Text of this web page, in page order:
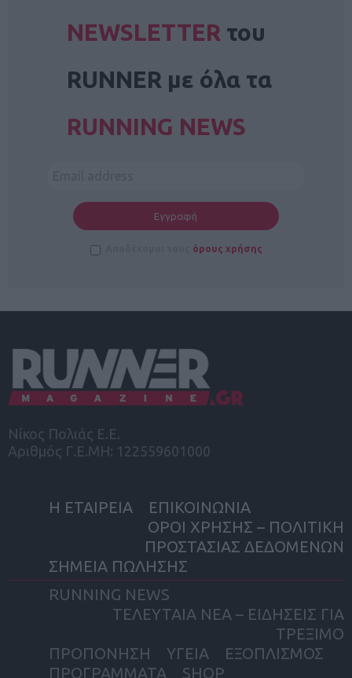
NEWSLETTER του
RUNNER με όλα τα
RUNNING NEWS
όρους χρήσης
Νίκος Πολιάς Ε.Ε.
Αριθμός Γ.Ε.ΜΗ: 122559601000
Η ΕΤΑΙΡΕΙΑ
ΕΠΙΚΟΙΝΩΝΙΑ
ΟΡΟΙ ΧΡΗΣΗΣ – ΠΟΛΙΤΙΚΗ
ΠΡΟΣΤΑΣΙΑΣ ΔΕΔΟΜΕΝΩΝ
ΣΗΜΕΙΑ ΠΩΛΗΣΗΣ
RUNNING NEWS
ΤΕΛΕΥΤΑΙΑ ΝΕΑ – ΕΙΔΗΣΕΙΣ ΓΙΑ
ΤΡΕΞΙΜΟ
ΠΡΟΠΟΝΗΣΗ
ΥΓΕΙΑ
ΕΞΟΠΛΙΣΜΟΣ
ΠΡΟΓΡΑΜΜΑΤΑ
SHOP